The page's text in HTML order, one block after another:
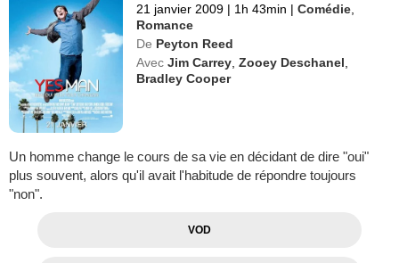
21 janvier 2009 | 1h 43min | Comédie
Romance
De Peyton Reed
Avec Jim Carrey ,Zooey Deschanel
Bradley Cooper
Un homme change le cours de sa vie en décidant de dire "oui"
plus souvent, alors qu'il avait l'habitude de répondre toujours
"non".
VOD